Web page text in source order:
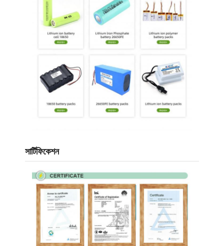
আমাদের সম্বন্ধে
কারখানা ভ্রমণ
আমাদের সাথে যোগাযোগ
লিথিয়াম আয়ন ব্যাটারি প্যাক
লি পলিমার ব্যাটারি প্যাক
LiFePO4 ব্যাটারি প্যাক
সার্টিফিকেশন